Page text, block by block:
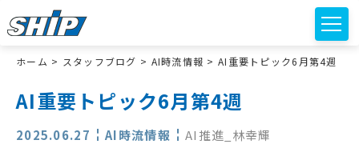
ホーム > スタッフブログ > AI時流情報 >AI重要トピック6月第4週
AI重要トピック6月第4週
2025.06.27 AI時流情報 AI推進_林幸輝